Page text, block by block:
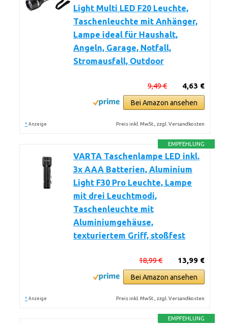
Light Multi LED F20 Leuchte,
Taschenleuchte mit Anhänger,
Lampe ideal für Haushalt,
Angeln, Garage, Notfall,
Stromausfall, Outdoor
4,63 €
9,49 €
Bei Amazon ansehen
* Anzeige Preis inkl. MwSt., zzgl. Versandkosten
EMPFEHLUNG
VARTA Taschenlampe LED inkl.
3x AAA Batterien, Aluminium
Light F30 Pro Leuchte, Lampe
mit drei Leuchtmodi,
Taschenleuchte mit
Aluminiumgehäuse,
texturiertem Griff, stoßfest
13,99 €
18,99 €
Bei Amazon ansehen
* Anzeige Preis inkl. MwSt., zzgl. Versandkosten
EMPFEHLUNG